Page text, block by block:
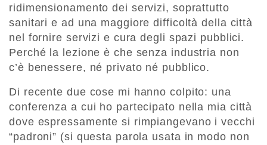
ridimensionamento dei servizi, soprattutto
sanitari e ad una maggiore difficoltà della città
nel fornire servizi e cura degli spazi pubblici.
Perché la lezione è che senza industria non
c’è benessere, né privato né pubblico.
Di recente due cose mi hanno colpito: una
conferenza a cui ho partecipato nella mia città
dove espressamente si rimpiangevano i vecchi
“padroni” (si questa parola usata in modo non